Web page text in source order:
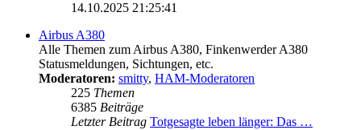
Beitrag
14.10.2025 21:25:41
Airbus A380
Alle Themen zum Airbus A380, Finkenwerder A380
Statusmeldungen, Sichtungen, etc.
Moderatoren: smitty, HAM-Moderatoren
225 Themen
6385 Beiträge
Letzter Beitrag Totgesagte leben länger: Das …